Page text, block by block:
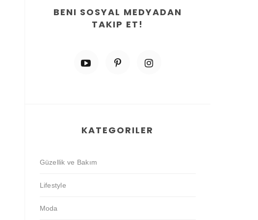
BENI SOSYAL MEDYADAN
TAKIP ET!
KATEGORILER
Güzellik ve Bakım
Lifestyle
Moda